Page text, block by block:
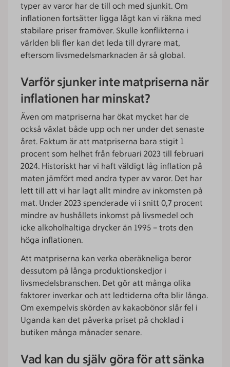
typer av varor har de till och med sjunkit. Om
inflationen fortsätter ligga lågt kan vi räkna med
stabilare priser framöver. Skulle konflikterna i
världen bli fler kan det leda till dyrare mat,
eftersom livsmedelsmarknaden är så global.
Varför sjunker inte matpriserna när
inflationen har minskat?
Även om matpriserna har ökat mycket har de
också växlat både upp och ner under det senaste
året. Faktum är att matpriserna bara stigit 1
procent som helhet från februari 2023 till februari
2024. Historiskt har vi haft väldigt låg inflation på
maten jämfört med andra typer av varor. Det har
lett till att vi har lagt allt mindre av inkomsten på
mat. Under 2023 spenderade vi i snitt 0,7 procent
mindre av hushållets inkomst på livsmedel och
icke alkoholhaltiga drycker än 1995 – trots den
höga inflationen.
Att matpriserna kan verka oberäkneliga beror
dessutom på långa produktionskedjor i
livsmedelsbranschen. Det gör att många olika
faktorer inverkar och att ledtiderna ofta blir långa.
Om exempelvis skörden av kakaobönor slår fel i
Uganda kan det påverka priset på choklad i
butiken många månader senare.
Vad kan du själv göra för att sänka